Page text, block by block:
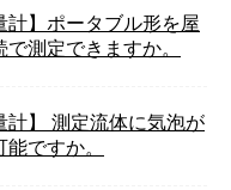
計】ポータブル形を屋
測定できますか。
計】 測定流体に気泡が
ですか。